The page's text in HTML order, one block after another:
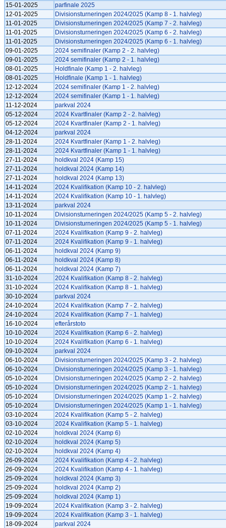
15-01-2025
parfinale 2025
12-01-2025
Divisionsturneringen 2024/2025 (Kamp 8 - 1. halvleg)
11-01-2025
Divisionsturneringen 2024/2025 (Kamp 7 - 2. halvleg)
11-01-2025
Divisionsturneringen 2024/2025 (Kamp 6 - 2. halvleg)
11-01-2025
Divisionsturneringen 2024/2025 (Kamp 6 - 1. halvleg)
09-01-2025
2024 semifinaler (Kamp 2 - 2. halvleg)
09-01-2025
2024 semifinaler (Kamp 2 - 1. halvleg)
08-01-2025
Holdfinale (Kamp 1 - 2. halvleg)
08-01-2025
Holdfinale (Kamp 1 - 1. halvleg)
12-12-2024
2024 semifinaler (Kamp 1 - 2. halvleg)
12-12-2024
2024 semifinaler (Kamp 1 - 1. halvleg)
11-12-2024
parkval 2024
05-12-2024
2024 Kvartfinaler (Kamp 2 - 2. halvleg)
05-12-2024
2024 Kvartfinaler (Kamp 2 - 1. halvleg)
04-12-2024
parkval 2024
28-11-2024
2024 Kvartfinaler (Kamp 1 - 2. halvleg)
28-11-2024
2024 Kvartfinaler (Kamp 1 - 1. halvleg)
27-11-2024
holdkval 2024 (Kamp 15)
27-11-2024
holdkval 2024 (Kamp 14)
27-11-2024
holdkval 2024 (Kamp 13)
14-11-2024
2024 Kvalifikation (Kamp 10 - 2. halvleg)
14-11-2024
2024 Kvalifikation (Kamp 10 - 1. halvleg)
13-11-2024
parkval 2024
10-11-2024
Divisionsturneringen 2024/2025 (Kamp 5 - 2. halvleg)
10-11-2024
Divisionsturneringen 2024/2025 (Kamp 5 - 1. halvleg)
07-11-2024
2024 Kvalifikation (Kamp 9 - 2. halvleg)
07-11-2024
2024 Kvalifikation (Kamp 9 - 1. halvleg)
06-11-2024
holdkval 2024 (Kamp 9)
06-11-2024
holdkval 2024 (Kamp 8)
06-11-2024
holdkval 2024 (Kamp 7)
31-10-2024
2024 Kvalifikation (Kamp 8 - 2. halvleg)
31-10-2024
2024 Kvalifikation (Kamp 8 - 1. halvleg)
30-10-2024
parkval 2024
24-10-2024
2024 Kvalifikation (Kamp 7 - 2. halvleg)
24-10-2024
2024 Kvalifikation (Kamp 7 - 1. halvleg)
16-10-2024
efterårstoto
10-10-2024
2024 Kvalifikation (Kamp 6 - 2. halvleg)
10-10-2024
2024 Kvalifikation (Kamp 6 - 1. halvleg)
09-10-2024
parkval 2024
06-10-2024
Divisionsturneringen 2024/2025 (Kamp 3 - 2. halvleg)
06-10-2024
Divisionsturneringen 2024/2025 (Kamp 3 - 1. halvleg)
05-10-2024
Divisionsturneringen 2024/2025 (Kamp 2 - 2. halvleg)
05-10-2024
Divisionsturneringen 2024/2025 (Kamp 2 - 1. halvleg)
05-10-2024
Divisionsturneringen 2024/2025 (Kamp 1 - 2. halvleg)
05-10-2024
Divisionsturneringen 2024/2025 (Kamp 1 - 1. halvleg)
03-10-2024
2024 Kvalifikation (Kamp 5 - 2. halvleg)
03-10-2024
2024 Kvalifikation (Kamp 5 - 1. halvleg)
02-10-2024
holdkval 2024 (Kamp 6)
02-10-2024
holdkval 2024 (Kamp 5)
02-10-2024
holdkval 2024 (Kamp 4)
26-09-2024
2024 Kvalifikation (Kamp 4 - 2. halvleg)
26-09-2024
2024 Kvalifikation (Kamp 4 - 1. halvleg)
25-09-2024
holdkval 2024 (Kamp 3)
25-09-2024
holdkval 2024 (Kamp 2)
25-09-2024
holdkval 2024 (Kamp 1)
19-09-2024
2024 Kvalifikation (Kamp 3 - 2. halvleg)
19-09-2024
2024 Kvalifikation (Kamp 3 - 1. halvleg)
18-09-2024
parkval 2024